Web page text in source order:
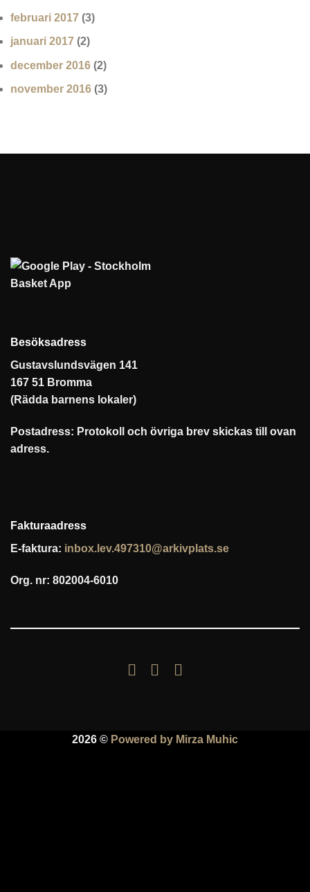
februari 2017 (3)
januari 2017 (2)
december 2016 (2)
november 2016 (3)
Besöksadress
Gustavslundsvägen 141
167 51 Bromma
(Rädda barnens lokaler)
Postadress: Protokoll och övriga brev skickas till ovan
adress.
Fakturaadress
E-faktura: inbox.lev.497310@arkivplats.se
Org. nr: 802004-6010
2026 © Powered by Mirza Muhic